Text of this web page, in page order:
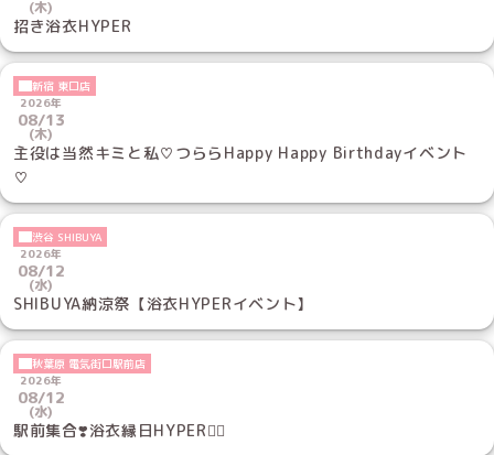
(木)
招き浴衣HYPER
新宿 東口店
2026年
08/13
(木)
主役は当然キミと私♡つららHappy Happy Birthdayイベント
♡
渋谷 SHIBUYA
2026年
08/12
(水)
SHIBUYA納涼祭【浴衣HYPERイベント】
秋葉原 電気街口駅前店
2026年
08/12
(水)
駅前集合❣️浴衣縁日HYPER❤️‍🔥